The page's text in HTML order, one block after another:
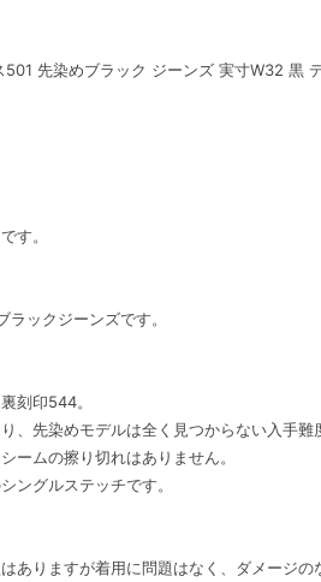
先染めブラック ジーンズ 実寸W32 黒
す。
ックジーンズです。
刻印544。
、先染めモデルは全く見つからない入手難
ームの擦り切れはありません。
ングルステッチです。
ありますが着用に問題はなく、ダメージの